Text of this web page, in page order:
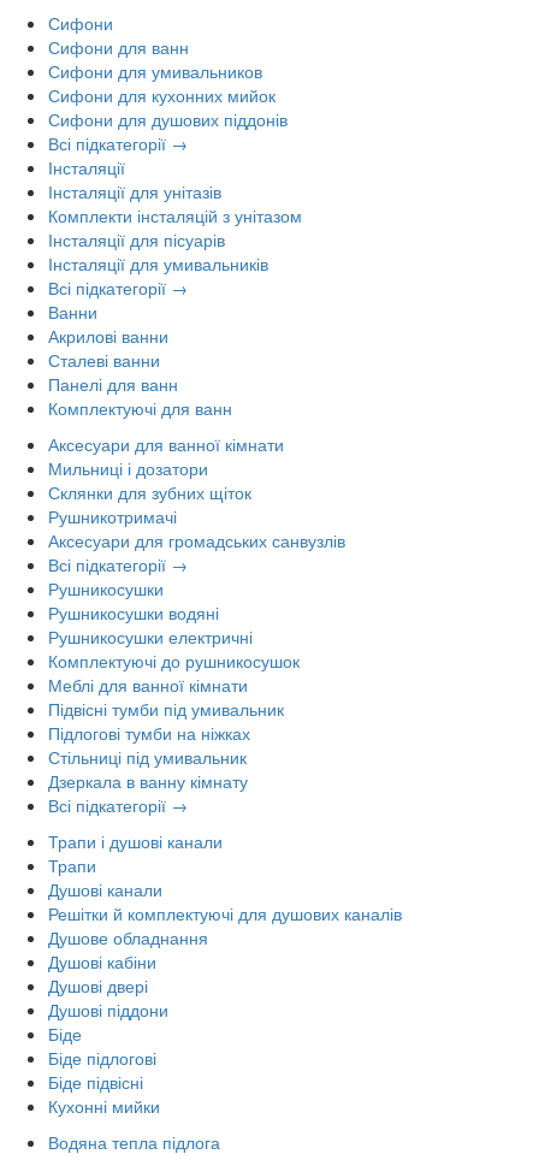
Сифони
Сифони для ванн
Сифони для умивальников
Сифони для кухонних мийок
Сифони для душових піддонів
Всі підкатегорії →
Інсталяції
Інсталяції для унітазів
Комплекти інсталяцій з унітазом
Інсталяції для пісуарів
Інсталяції для умивальників
Всі підкатегорії →
Ванни
Акрилові ванни
Сталеві ванни
Панелі для ванн
Комплектуючі для ванн
Аксесуари для ванної кімнати
Мильниці і дозатори
Склянки для зубних щіток
Рушникотримачі
Аксесуари для громадських санвузлів
Всі підкатегорії →
Рушникосушки
Рушникосушки водяні
Рушникосушки електричні
Комплектуючі до рушникосушок
Меблі для ванної кімнати
Підвісні тумби під умивальник
Підлогові тумби на ніжках
Стільниці під умивальник
Дзеркала в ванну кімнату
Всі підкатегорії →
Трапи і душові канали
Трапи
Душові канали
Решітки й комплектуючі для душових каналів
Душове обладнання
Душові кабіни
Душові двері
Душові піддони
Біде
Біде підлогові
Біде підвісні
Кухонні мийки
Водяна тепла підлога